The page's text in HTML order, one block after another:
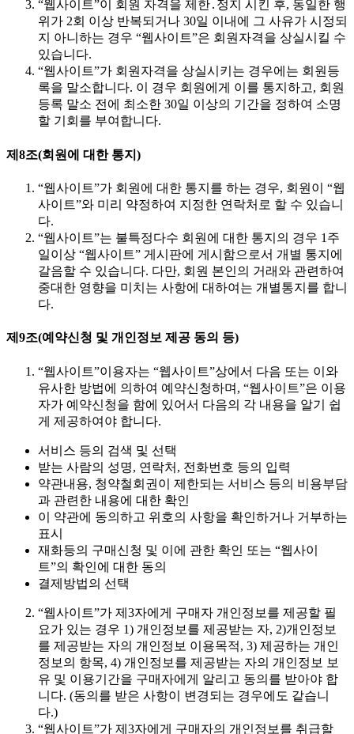
“웹사이트”이 회원 자격을 제한․정지 시킨 후, 동일한 행
위가 2회 이상 반복되거나 30일 이내에 그 사유가 시정되
지 아니하는 경우 “웹사이트”은 회원자격을 상실시킬 수
있습니다.
“웹사이트”가 회원자격을 상실시키는 경우에는 회원등
록을 말소합니다. 이 경우 회원에게 이를 통지하고, 회원
등록 말소 전에 최소한 30일 이상의 기간을 정하여 소명
할 기회를 부여합니다.
제8조(회원에 대한 통지)
“웹사이트”가 회원에 대한 통지를 하는 경우, 회원이 “웹
사이트”와 미리 약정하여 지정한 연락처로 할 수 있습니
다.
“웹사이트”는 불특정다수 회원에 대한 통지의 경우 1주
일이상 “웹사이트” 게시판에 게시함으로서 개별 통지에
갈음할 수 있습니다. 다만, 회원 본인의 거래와 관련하여
중대한 영향을 미치는 사항에 대하여는 개별통지를 합니
다.
제9조(예약신청 및 개인정보 제공 동의 등)
“웹사이트”이용자는 “웹사이트”상에서 다음 또는 이와
유사한 방법에 의하여 예약신청하며, “웹사이트”은 이용
자가 예약신청을 함에 있어서 다음의 각 내용을 알기 쉽
게 제공하여야 합니다.
서비스 등의 검색 및 선택
받는 사람의 성명, 연락처, 전화번호 등의 입력
약관내용, 청약철회권이 제한되는 서비스 등의 비용부담
과 관련한 내용에 대한 확인
이 약관에 동의하고 위호의 사항을 확인하거나 거부하는
표시
재화등의 구매신청 및 이에 관한 확인 또는 “웹사이
트”의 확인에 대한 동의
결제방법의 선택
“웹사이트”가 제3자에게 구매자 개인정보를 제공할 필
요가 있는 경우 1) 개인정보를 제공받는 자, 2)개인정보
를 제공받는 자의 개인정보 이용목적, 3) 제공하는 개인
정보의 항목, 4) 개인정보를 제공받는 자의 개인정보 보
유 및 이용기간을 구매자에게 알리고 동의를 받아야 합
니다. (동의를 받은 사항이 변경되는 경우에도 같습니
다.)
“웹사이트”가 제3자에게 구매자의 개인정보를 취급할